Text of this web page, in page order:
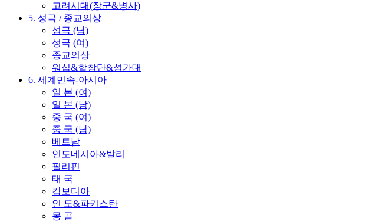
고려시대(장군&병사)
5. 성극 / 종교의상
성극 (남)
성극 (여)
종교의상
워십&합창단&성가대
6. 세계민속-아시아
일 본 (여)
일 본 (남)
중 국 (여)
중 국 (남)
베트남
인도네시아&발리
필리핀
태 국
캄보디아
인 도&파키스탄
몽 골